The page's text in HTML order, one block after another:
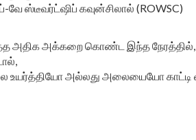
ஸ்டீவர்ட்ஷிப் கவுன்சிலால் (ROWSC)
அதிக அக்கறை கொண்ட இந்த
உயர்த்தியோ அல்லது அலையையோ காட்டி